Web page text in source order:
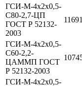
ГСИ-М-4х2х0,5-
С80-2,7-ЦП
ГОСТ Р 52132-
2003
ГСИ-М-4х2х0,5-
С60-2,2-
ЦАММП ГОСТ
Р 52132-2003
ГСИ-М-4х2х0,5-